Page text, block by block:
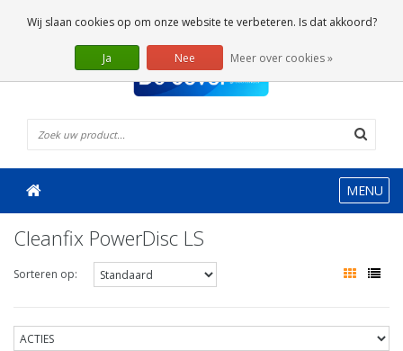
0 Artikelen
MENU
Cleanfix PowerDisc LS
Sorteren op:
Wij slaan cookies op om onze website te verbeteren. Is dat akkoord?
Ja Nee Meer over cookies »